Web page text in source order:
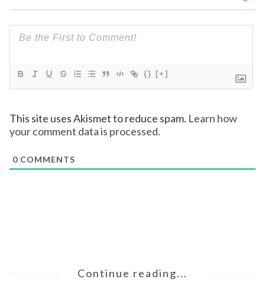
{} [+]
This site uses Akismet to reduce spam. Learn how
your comment data is processed.
0 COMMENTS
Continue reading...